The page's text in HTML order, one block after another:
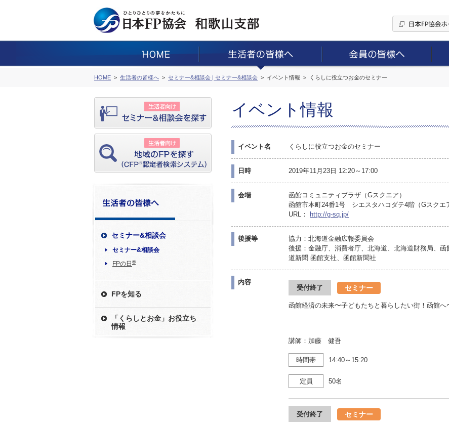
HOME 生活者の皆様へ セミナー&相談会 | セミナー&相談会 イベント情報 くらしに役立つお金のセミナー
セミナー&相談会
セミナー&相談会
FPの日 ®
FPを知る
「くらしとお金」お役立ち
情報
イベント情報
イベント名 くらしに役立つお金のセミナー
日時 2019年11月23日 12:20～17:00
会場
函館コミュニティプラザ（Gスクエア）
函館市本町24番1号 シエスタハコダテ4階（Gスクエ
URL：
http://g-sq.jp/
後援等
協力：北海道金融広報委員会
後援：金融庁、消費者庁、北海道、北海道財務局、
道新聞 函館支社、函館新聞社
内容
受付終了 セミナー
函館経済の未来〜子どもたちと暮らしたい街！函館へ
講師：加藤 健吾
時間帯 14:40～15:20
定員 50名
受付終了 セミナー